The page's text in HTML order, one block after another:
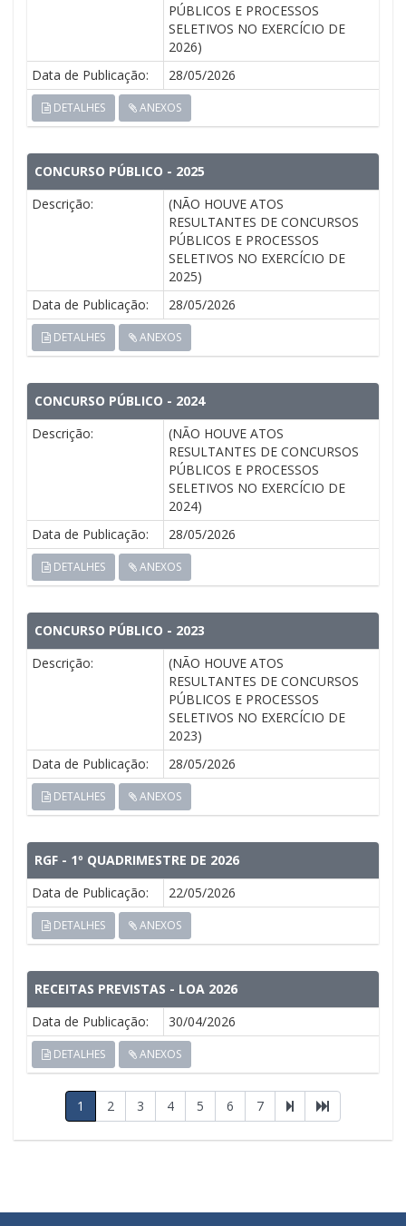
PÚBLICOS E PROCESSOS
SELETIVOS NO EXERCÍCIO DE
2026)
Data de Publicação:
28/05/2026
DETALHES ANEXOS
CONCURSO PÚBLICO - 2025
Descrição:
(NÃO HOUVE ATOS
RESULTANTES DE CONCURSOS
PÚBLICOS E PROCESSOS
SELETIVOS NO EXERCÍCIO DE
2025)
Data de Publicação:
28/05/2026
DETALHES ANEXOS
CONCURSO PÚBLICO - 2024
Descrição:
(NÃO HOUVE ATOS
RESULTANTES DE CONCURSOS
PÚBLICOS E PROCESSOS
SELETIVOS NO EXERCÍCIO DE
2024)
Data de Publicação:
28/05/2026
DETALHES ANEXOS
CONCURSO PÚBLICO - 2023
Descrição:
(NÃO HOUVE ATOS
RESULTANTES DE CONCURSOS
PÚBLICOS E PROCESSOS
SELETIVOS NO EXERCÍCIO DE
2023)
Data de Publicação:
28/05/2026
DETALHES ANEXOS
RGF - 1º QUADRIMESTRE DE 2026
Data de Publicação:
22/05/2026
DETALHES ANEXOS
RECEITAS PREVISTAS - LOA 2026
Data de Publicação:
30/04/2026
DETALHES ANEXOS
1 2 3 4 5 6 7